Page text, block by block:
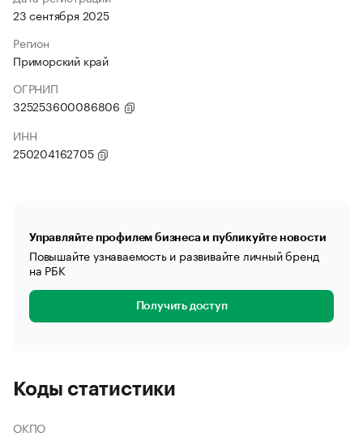
23 сентября 2025
Регион
Приморский край
ОГРНИП
325253600086806
ИНН
250204162705
Управляйте профилем бизнеса и публикуйте новости
Повышайте узнаваемость и развивайте личный бренд
на РБК
Получить доступ
Коды статистики
ОКПО